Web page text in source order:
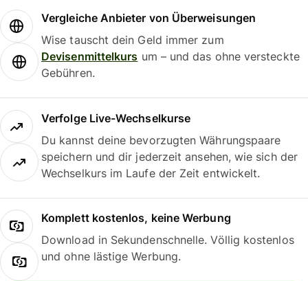
Vergleiche Anbieter von Überweisungen
Wise tauscht dein Geld immer zum
Devisenmittelkurs um – und das ohne versteckte
Gebühren.
Verfolge Live-Wechselkurse
Du kannst deine bevorzugten Währungspaare
speichern und dir jederzeit ansehen, wie sich der
Wechselkurs im Laufe der Zeit entwickelt.
Komplett kostenlos, keine Werbung
Download in Sekundenschnelle. Völlig kostenlos
und ohne lästige Werbung.